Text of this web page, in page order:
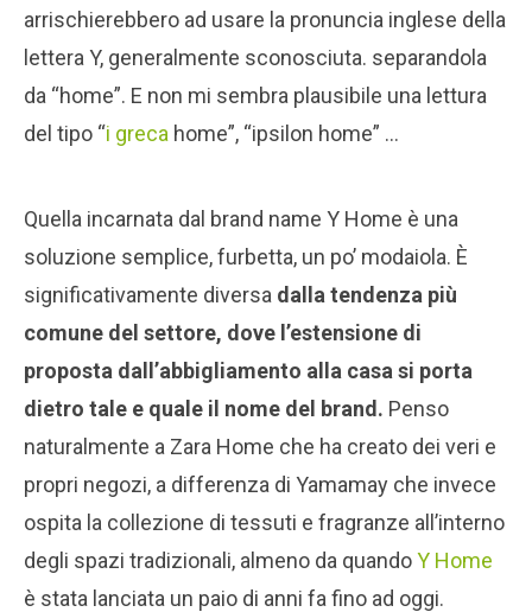
arrischierebbero ad usare la pronuncia inglese della
lettera Y, generalmente sconosciuta. separandola
da “home”. E non mi sembra plausibile una lettura
del tipo “i greca home”, “ipsilon home” …
Quella incarnata dal brand name Y Home è una
soluzione semplice, furbetta, un po’ modaiola. È
significativamente diversa dalla tendenza più
comune del settore, dove l’estensione di
proposta dall’abbigliamento alla casa si porta
dietro tale e quale il nome del brand. Penso
naturalmente a Zara Home che ha creato dei veri e
propri negozi, a differenza di Yamamay che invece
ospita la collezione di tessuti e fragranze all’interno
degli spazi tradizionali, almeno da quandoY Home
è stata lanciata un paio di anni fa fino ad oggi.